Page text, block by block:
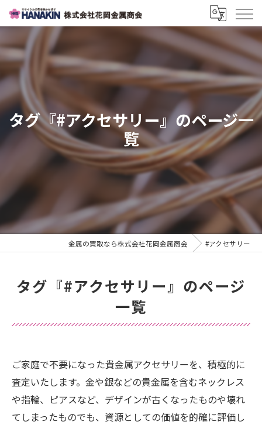
タグ『#アクセサリー』のページ一
覧
金属の買取なら株式会社花岡金属商会 #アクセサリー
タグ『#アクセサリー』のページ
一覧
ご家庭で不要になった貴金属アクセサリーを、積極的に
査定いたします。金や銀などの貴金属を含むネックレス
や指輪、ピアスなど、デザインが古くなったものや壊れ
てしまったものでも、資源としての価値を的確に評価し